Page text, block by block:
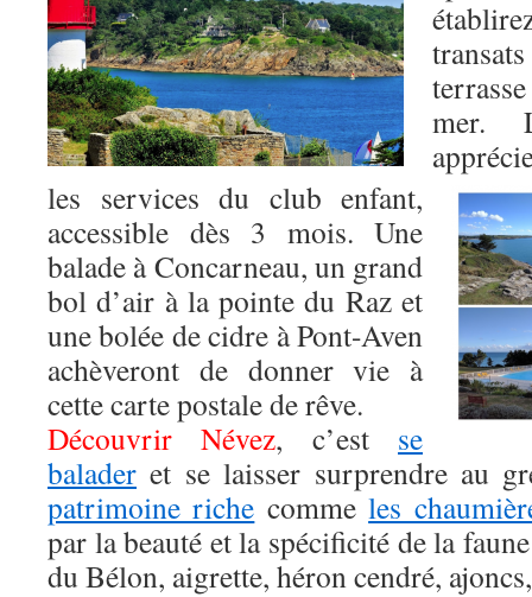
mer.
les services du club enfant,
accessible dès 3 mois. Une
balade à Concarneau, un grand
bol d’air à la pointe du Raz et
une bolée de cidre à Pont-Aven
achèveront de donner vie à
cette carte postale de rêve.
Découvrir Névez, c’est se
balader et se laisser surprendre au
patrimoine riche commeles
par la beauté et la spécificité de la
du Bélon, aigrette, héron cendré,